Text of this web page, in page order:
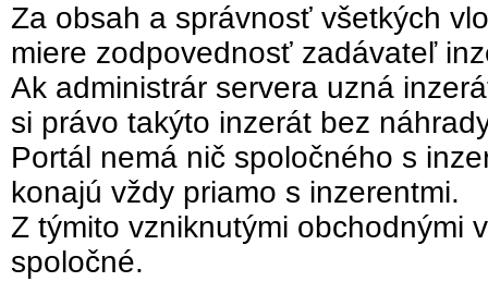
Za obsah a správnosť všetkých
miere zodpovednosť zadávateľ
Ak administrár servera uzná
si právo takýto inzerát bez
Portál nemá nič spoločného s
konajú vždy priamo s inzerentmi.
Z týmito vzniknutými obchodnými
spoločné.